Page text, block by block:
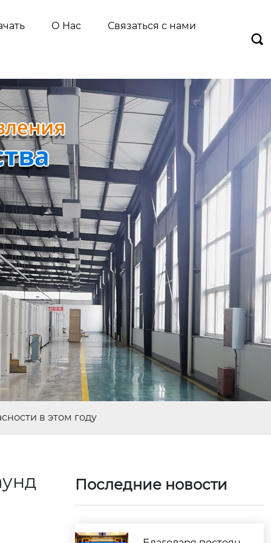
О Нас Связаться с нами

в этом году
Последние новости